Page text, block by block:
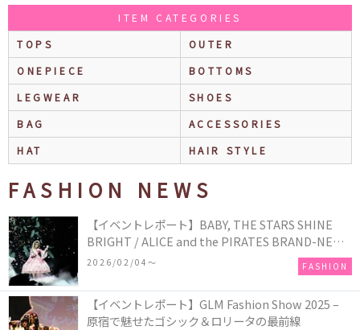
ITEM CATEGORIES
TOPS
OUTER
ONEPIECE
BOTTOMS
LEGWEAR
SHOES
BAG
ACCESSORIES
HAT
HAIR STYLE
FASHION NEWS
【イベントレポート】BABY, THE STARS SHINE
BRIGHT / ALICE and the PIRATES BRAND-NEW
COLLECTION in TOKYO
2026/02/04〜 FASHION
【イベントレポート】GLM Fashion Show 2025 –
原宿で魅せたゴシック＆ロリータの最前線